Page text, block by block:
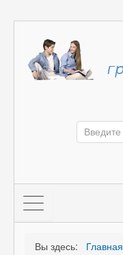
Вы здесь: Главная